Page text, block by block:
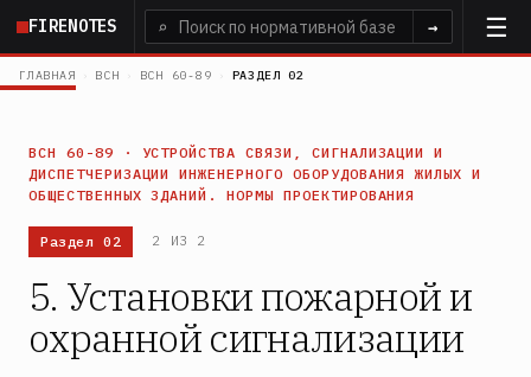
Перейти
основному
FIRENOTES ⌕ →
ГЛАВНАЯ › ВСН › ВСН 60-89 › РАЗДЕЛ 02
ВСН 60-89 · УСТРОЙСТВА СВЯЗИ, СИГНАЛИЗАЦИИ И
ДИСПЕТЧЕРИЗАЦИИ ИНЖЕНЕРНОГО ОБОРУДОВАНИЯ ЖИЛЫХ И
ОБЩЕСТВЕННЫХ ЗДАНИЙ. НОРМЫ ПРОЕКТИРОВАНИЯ
Раздел 02 2 ИЗ 2
5. Установки пожарной и
охранной сигнализации